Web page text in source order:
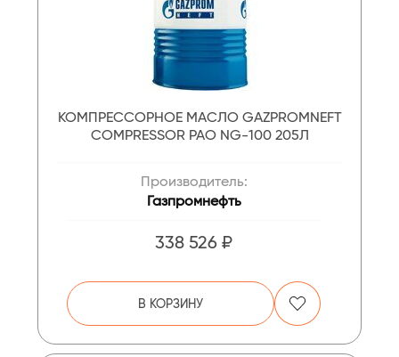
КОМПРЕССОРНОЕ МАСЛО GAZPROMNEFT
COMPRESSOR PAO NG-100 205Л
Производитель:
Газпромнефть
338 526 ₽
В КОРЗИНУ